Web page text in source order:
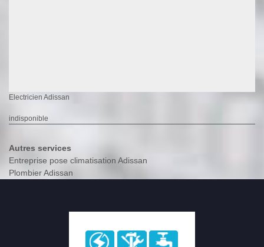
Electricien Adissan
indisponible
Autres services
Entreprise pose climatisation Adissan
Plombier Adissan